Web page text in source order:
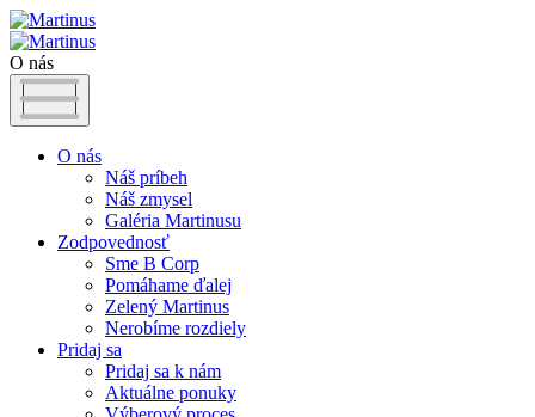
O nás
O nás
Náš príbeh
Náš zmysel
Galéria Martinusu
Zodpovednosť
Sme B Corp
Pomáhame ďalej
Zelený Martinus
Nerobíme rozdiely
Pridaj sa
Pridaj sa k nám
Aktuálne ponuky